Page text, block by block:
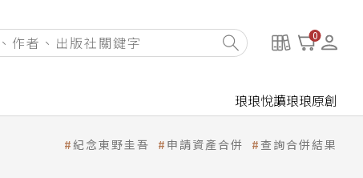
0
琅琅悅讀琅琅原創
紀念東野圭吾 申請資產合併 查詢合併結果